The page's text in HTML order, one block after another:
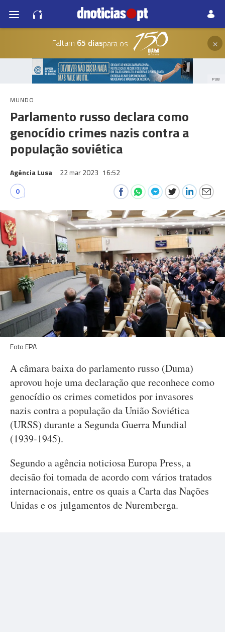
Faltam 65 diaspara os ×
PUB
MUNDO
Parlamento russo declara como
genocídio crimes nazis contra a
população soviética
Agência Lusa 22 mar 2023 16:52
0
Foto EPA
A câmara baixa do parlamento russo (Duma)
aprovou hoje uma declaração que reconhece como
genocídio os crimes cometidos por invasores
nazis contra a população da União Soviética
(URSS) durante a Segunda Guerra Mundial
(1939-1945).
Segundo a agência noticiosa Europa Press, a
decisão foi tomada de acordo com vários tratados
internacionais, entre os quais a Carta das Nações
Unidas e os julgamentos de Nuremberga.